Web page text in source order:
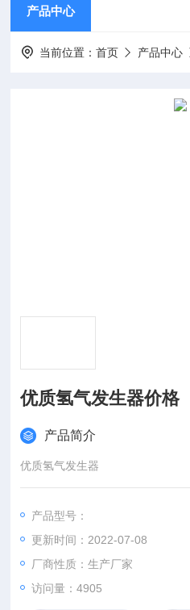
产品中心
当前位置：首页 产品中心
优质氢气发生器价格
产品简介
优质氢气发生器
产品型号：
更新时间：2022-07-08
厂商性质：生产厂家
访问量：4905